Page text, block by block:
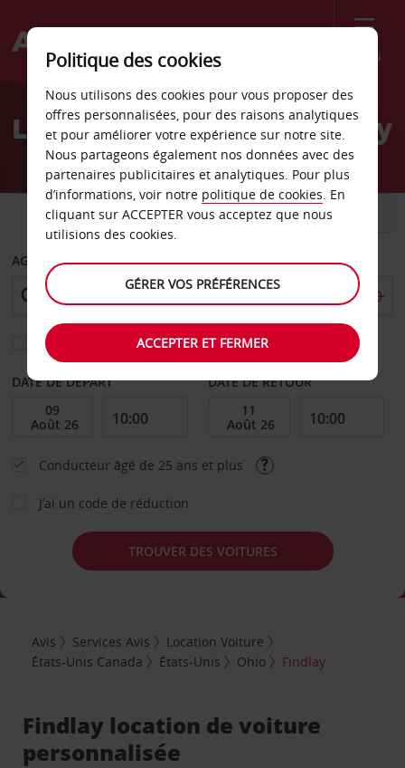
Menu
Welcome
AvisLocation de voiture Findlay
VOITURE UTILITAIRE
AGENCE DE DÉPART
Sélectionnez une autre agence de retour
DATE DE DÉPART DATE DE RETOUR
Conducteur âgé de 25 ans et plus
J’ai un code de réduction
TROUVER DES VOITURES
Avis Services Avis
Location Voiture
États-Unis Canada
États-Unis Ohio Findlay
Findlay location de voiture
personnalisée
Politique des cookies
Nous utilisons des cookies pour vous proposer des
offres personnalisées, pour des raisons analytiques
et pour améliorer votre expérience sur notre site.
Nous partageons également nos données avec des
partenaires publicitaires et analytiques. Pour plus
d’informations, voir notre politique de cookies. En
cliquant sur ACCEPTER vous acceptez que nous
utilisions des cookies.
GÉRER VOS PRÉFÉRENCES
ACCEPTER ET FERMER